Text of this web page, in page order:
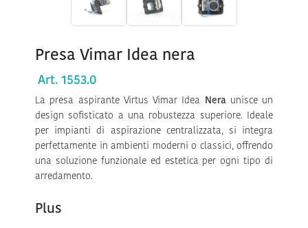
Presa Vimar Idea nera
Art. 1553.0
La presa aspirante Virtus Vimar Idea Neraunisce un
design sofisticato a una robustezza superiore. Ideale
per impianti di aspirazione centralizzata, si integra
perfettamente in ambienti moderni o classici, offrendo
una soluzione funzionale ed estetica per ogni tipo di
arredamento.
Plus